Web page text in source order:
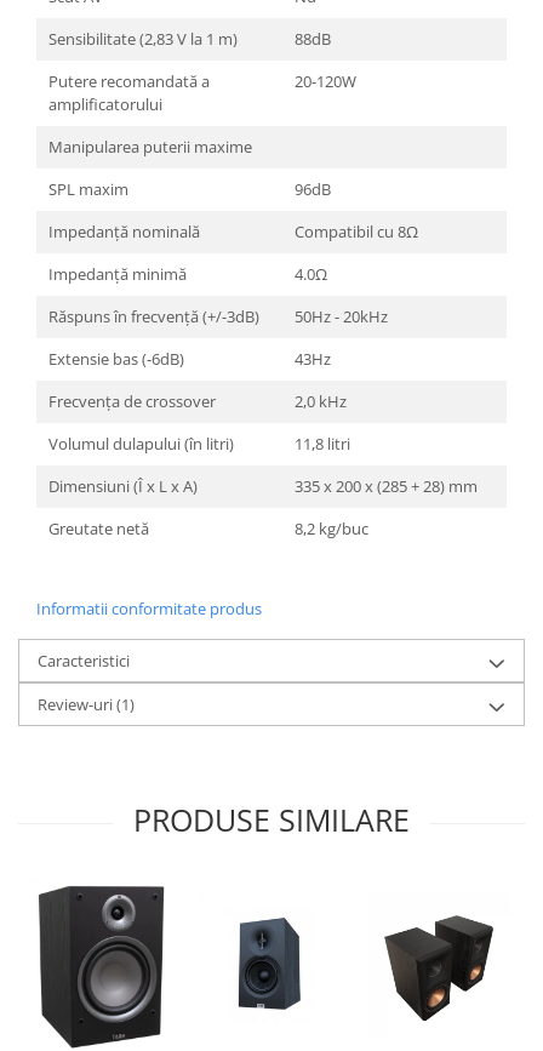
Sensibilitate (2,83 V la 1 m)
88dB
Putere recomandată a
amplificatorului
20-120W
Manipularea puterii maxime
SPL maxim
96dB
Impedanță nominală
Compatibil cu 8Ω
Impedanță minimă
4.0Ω
Răspuns în frecvență (+/-3dB)
50Hz - 20kHz
Extensie bas (-6dB)
43Hz
Frecvența de crossover
2,0 kHz
Volumul dulapului (în litri)
11,8 litri
Dimensiuni (Î x L x A)
335 x 200 x (285 + 28) mm
Greutate netă
8,2 kg/buc
Informatii conformitate produs
Caracteristici
Review-uri(1)
PRODUSE SIMILARE